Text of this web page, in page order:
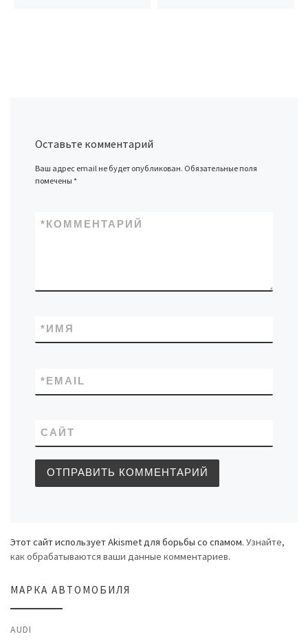
Оставьте комментарий
Ваш адрес email не будет опубликован. Обязательные поля
помечены*
КОММЕНТАРИЙ
*
ИМЯ
*
EMAIL
*
САЙТ
Этот сайт использует Akismet для борьбы со спамом. Узнайте,
как обрабатываются ваши данные комментариев.
МАРКА АВТОМОБИЛЯ
AUDI